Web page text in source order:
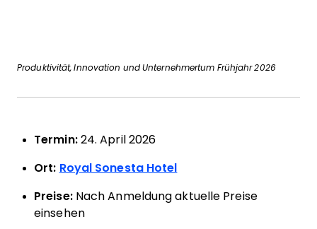
Produktivität, Innovation und Unternehmertum Frühjahr 2026
Termin:24. April 2026
Ort: Royal Sonesta Hotel
Preise:Nach Anmeldung aktuelle Preise
einsehen